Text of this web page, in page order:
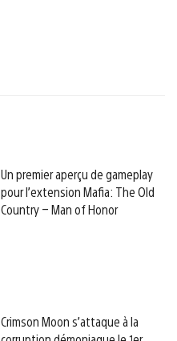
Un premier aperçu de gameplay
pour l’extension Mafia: The Old
Country – Man of Honor
Crimson Moon s’attaque à la